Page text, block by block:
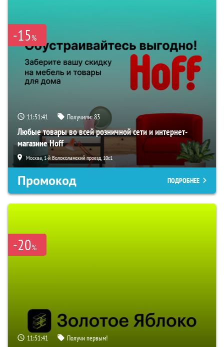
-15%
11:51:40 Получили:83
Любые товары во всей розничной сети и интернет-
магазине Hoff
Москва, 1-й Волоколамский проезд, 10с1
Промокод ПОДРОБНЕЕ
-20%
11:51:40 Получи первым!